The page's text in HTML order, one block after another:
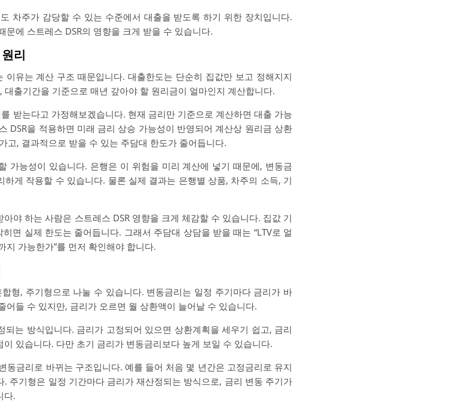
차주가 감당할 수 있는 수준에서 대출을 받도록 하기 위한 장치입니다.
에 스트레스 DSR의 영향을 크게 받을 수 있습니다.
리
이유는 계산 구조 때문입니다. 대출한도는 단순히 집값만 보고 정해지지
출기간을 기준으로 매년 갚아야 할 원리금이 얼마인지 계산합니다.
받는다고 가정해보겠습니다. 현재 금리만 기준으로 계산하면 대출 가능
DSR을 적용하면 미래 금리 상승 가능성이 반영되어 계산상 원리금 상환
고, 결과적으로 받을 수 있는 주담대 한도가 줄어듭니다.
가능성이 있습니다. 은행은 이 위험을 미리 계산에 넣기 때문에, 변동금
게 작용할 수 있습니다. 물론 실제 결과는 은행별 상품, 차주의 소득, 기
야 하는 사람은 스트레스 DSR 영향을 크게 체감할 수 있습니다. 집값 기
면 실제 한도는 줄어듭니다. 그래서 주담대 상담을 받을 때는 “LTV로 얼
지 가능한가”를 먼저 확인해야 합니다.
형, 주기형으로 나눌 수 있습니다. 변동금리는 일정 주기마다 금리가 바
들 수 있지만, 금리가 오르면 월 상환액이 늘어날 수 있습니다.
는 방식입니다. 금리가 고정되어 있으면 상환계획을 세우기 쉽고, 금리
있습니다. 다만 초기 금리가 변동금리보다 높게 보일 수 있습니다.
동금리로 바뀌는 구조입니다. 예를 들어 처음 몇 년간은 고정금리로 유지
주기형은 일정 기간마다 금리가 재산정되는 방식으로, 금리 변동 주기가
다.